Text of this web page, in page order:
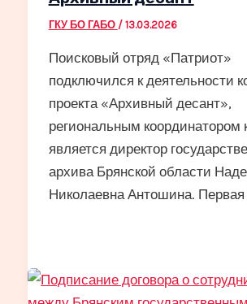
ГКУ БО ГАБО / 13.03.2026
Поисковый отряд «Патриот»
подключился к деятельности
проекта «Архивный десант»,
региональным координатором
является директор
архива Брянской области
Николаевна Антошина. Первая